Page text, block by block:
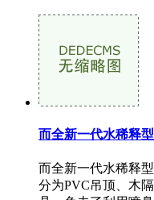
而全新一代水稀释
而全新一代水稀释
分为PVC吊顶、木